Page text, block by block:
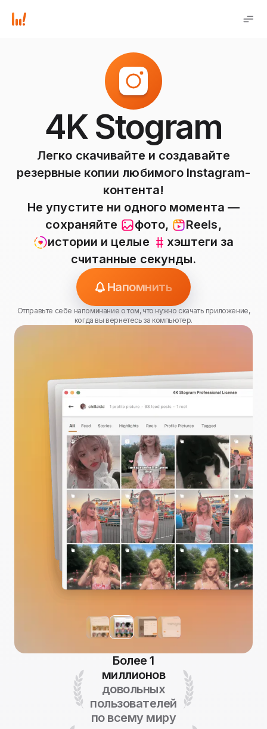
4K Stogram
Легко скачивайте и создавайте
резервные копии любимого Instagram-
контента!
Не упустите ни одного момента —
сохраняйте
фото, Reels,
истории и целые хэштеги за
считанные секунды.
Напомнить
Отправьте себе напоминание о том, что нужно скачать приложение,
когда вы вернетесь за компьютер.
Более 1
миллионов
довольных
пользователей
по всему миру